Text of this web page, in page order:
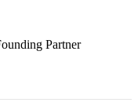
Partner